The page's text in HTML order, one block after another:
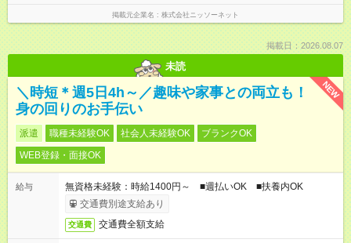
掲載元企業名 株式会社ニッソーネット
掲載日：2026.08.07
未読
NEW
＼時短＊週5日4h～／趣味や家事との両立も！
身の回りのお手伝い
派遣 職種未経験OK 社会人未経験OK
ブランクOK
WEB登録・面接OK
給与
無資格未経験：時給1400円～ ■週払いOK ■扶養内OK
交通費別途支給あり
交通費 交通費全額支給